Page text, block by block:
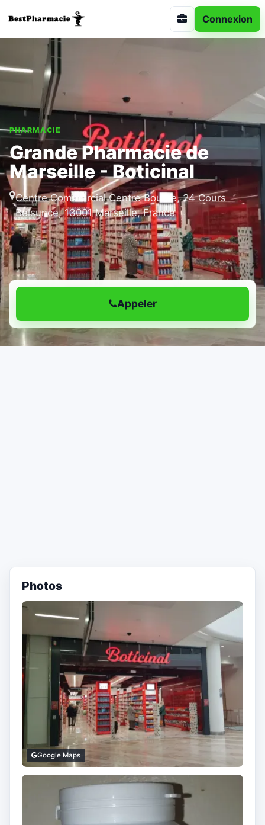
Connexion
PHARMACIE
Grande Pharmacie de
Marseille - Boticinal
Centre Commercial Centre Bourse, 24 Cours
Belsunce, 13001 Marseille, France
Appeler
Photos
Google Maps